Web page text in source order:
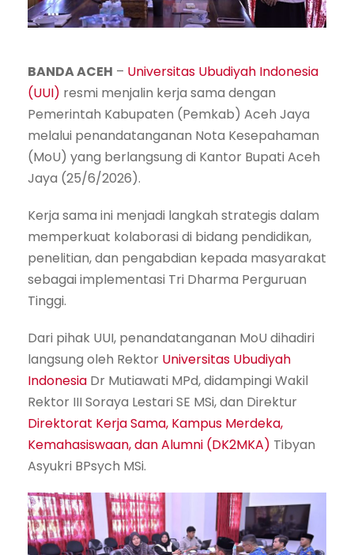
BANDA ACEH – Universitas Ubudiyah Indonesia
(UUI) resmi menjalin kerja sama dengan
Pemerintah Kabupaten (Pemkab) Aceh Jaya
melalui penandatanganan Nota Kesepahaman
(MoU) yang berlangsung di Kantor Bupati Aceh
Jaya (25/6/2026).
Kerja sama ini menjadi langkah strategis dalam
memperkuat kolaborasi di bidang pendidikan,
penelitian, dan pengabdian kepada masyarakat
sebagai implementasi Tri Dharma Perguruan
Tinggi.
Dari pihak UUI, penandatanganan MoU dihadiri
langsung oleh Rektor Universitas Ubudiyah
Indonesia Dr Mutiawati MPd, didampingi Wakil
Rektor III Soraya Lestari SE MSi, dan Direktur
Direktorat Kerja Sama, Kampus Merdeka,
Kemahasiswaan, dan Alumni (DK2MKA) Tibyan
Asyukri BPsych MSi.